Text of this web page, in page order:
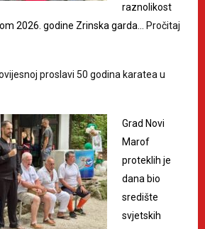
raznolikost
2026. godine Zrinska garda…
Pročitaj
proslavi 50 godina karatea u
Grad Novi
Marof
proteklih je
dana bio
središte
svjetskih